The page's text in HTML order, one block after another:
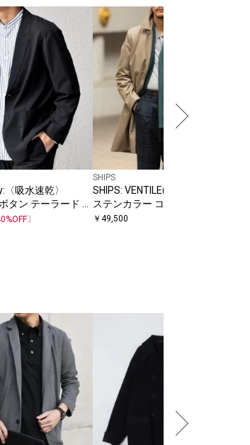
〈吸水速乾〉
タン テーラード ジ
ットアップ対応)
%OFF〕
SHIPS
SHIPS: VENTILE(R) コットン
ステンカラー コート
￥ 49,500